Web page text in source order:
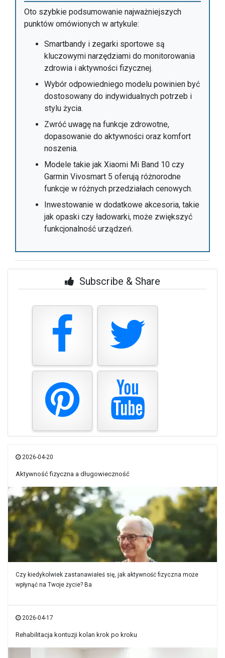
Oto szybkie podsumowanie najważniejszych
punktów omówionych w artykule:
Smartbandy i zegarki sportowe są
kluczowymi narzędziami do monitorowania
zdrowia i aktywności fizycznej.
Wybór odpowiedniego modelu powinien być
dostosowany do indywidualnych potrzeb i
stylu życia.
Zwróć uwagę na funkcje zdrowotne,
dopasowanie do aktywności oraz komfort
noszenia.
Modele takie jak Xiaomi Mi Band 10 czy
Garmin Vivosmart 5 oferują różnorodne
funkcje w różnych przedziałach cenowych.
Inwestowanie w dodatkowe akcesoria, takie
jak opaski czy ładowarki, może zwiększyć
funkcjonalność urządzeń.
Subscribe & Share
2026-04-20
Aktywność fizyczna a długowieczność
Czy kiedykolwiek zastanawiałeś się, jak aktywność fizyczna może
wpłynąć na Twoje życie? Ba
2026-04-17
Rehabilitacja kontuzji kolan krok po kroku